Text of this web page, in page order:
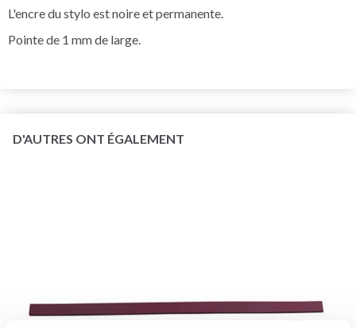
L'encre du stylo est noire et permanente.
Pointe de 1 mm de large.
D'AUTRES ONT ÉGALEMENT